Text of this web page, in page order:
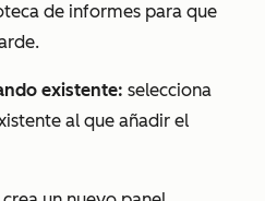
de informes para que
existente: selecciona
al que añadir el